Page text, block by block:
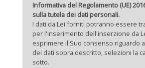
Informativa del Regolamento (UE)
sulla tutela dei dati personali.
I dati da Lei forniti potranno essere
per l'inserimento dell'inserzione da
esprimere il Suo consenso riguardo
dei dati sopra descritto, selezioni la
sotto.